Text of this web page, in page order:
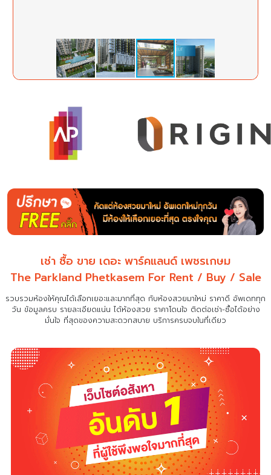
เช่า ซื้อ ขาย เดอะ พาร์คแลนด์ เพชรเกษม
The Parkland Phetkasem For Rent / Buy / Sale
รวบรวมห้องให้คุณได้เลือกเยอะและมากที่สุด กับห้องสวยมาใหม่ ราคาดี อัพเดททุก
วัน ข้อมูลครบ รายละเอียดแน่นได้ห้องสวย ราคาโดนใจ ติดต่อเช่า-ซื้อได้อย่าง
มั่นใจ ที่สุดของความสะดวกสบาย บริการครบจบในที่เดียว